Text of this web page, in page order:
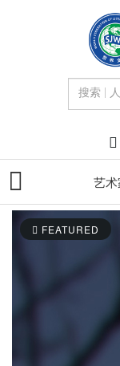
艺
FEATURED